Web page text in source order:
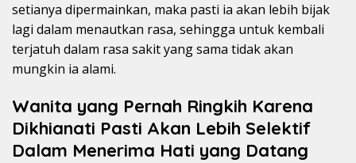
setianya dipermainkan, maka pasti ia akan lebih bijak
lagi dalam menautkan rasa, sehingga untuk kembali
terjatuh dalam rasa sakit yang sama tidak akan
mungkin ia alami.
Wanita yang Pernah Ringkih Karena
Dikhianati Pasti Akan Lebih Selektif
Dalam Menerima Hati yang Datang